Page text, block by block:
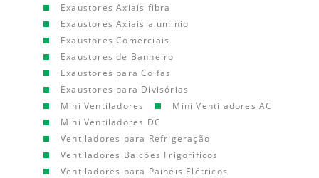
Exaustores Axiais fibra
Exaustores Axiais aluminio
Exaustores Comerciais
Exaustores de Banheiro
Exaustores para Coifas
Exaustores para Divisórias
Mini Ventiladores
Mini Ventiladores AC
Mini Ventiladores DC
Ventiladores para Refrigeração
Ventiladores Balcões Frigorificos
Ventiladores para Painéis Elétricos